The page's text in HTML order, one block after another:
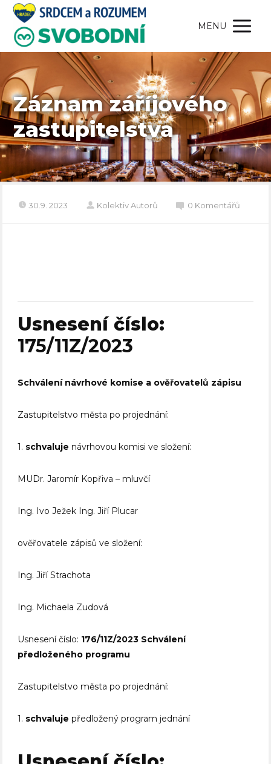
MENU
Záznam záříjového
zastupitelstva
30.9. 2023 Kolektiv Autorů 0 Komentářů
Usnesení číslo:
175/11Z/2023
Schválení návrhové komise a ověřovatelů zápisu
Zastupitelstvo města po projednání:
1. schvaluje návrhovou komisi ve složení:
MUDr. Jaromír Kopřiva – mluvčí
Ing. Ivo Ježek Ing. Jiří Plucar
ověřovatele zápisů ve složení:
Ing. Jiří Strachota
Ing. Michaela Zudová
Usnesení číslo: 176/11Z/2023 Schválení
předloženého programu
Zastupitelstvo města po projednání:
1. schvalujepředložený program jednání